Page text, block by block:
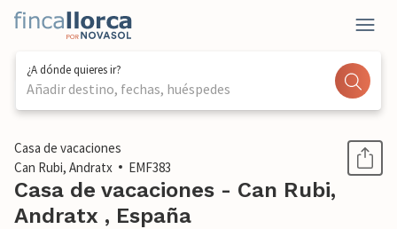
¿A dónde quieres ir?
Añadir destino, fechas, huéspedes
1 / 52
Casa de vacaciones
Can Rubi, Andratx
EMF383
Casa de vacaciones - Can Rubi,
Andratx , España